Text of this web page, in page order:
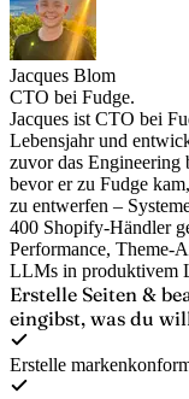
Jacques Blom
CTO bei Fudge.
Jacques ist CTO bei
Lebensjahr und
zuvor das Engineering
bevor er zu Fudge
zu entwerfen –
400 Shopify-Händler
Performance, Theme-
LLMs in produktivem
Erstelle Seiten &
eingibst, was du
Erstelle